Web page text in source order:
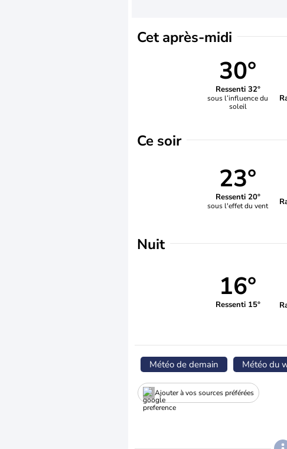
Cet après-midi
30°
Ressenti 32°
sous l’influence du
soleil
Ce soir
23°
Ressenti 20°
sous l'effet du vent
Nuit
16°
Ressenti 15°
Météo de demain Météo du
Ajouter à vos sources préférées